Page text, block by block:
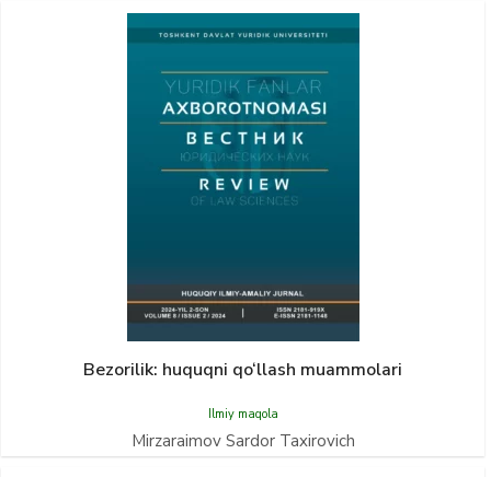
Bezorilik: huquqni qo‘llash muammolari
Ilmiy maqola
Mirzaraimov Sardor Taxirovich